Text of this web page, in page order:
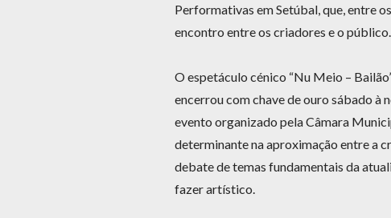
Performativas em Setúbal, que, entre
encontro entre os criadores e o público.
O espetáculo cénico “Nu Meio –
encerrou com chave de ouro sábado à
evento organizado pela Câmara
determinante na aproximação entre a
debate de temas fundamentais da
fazer artístico.